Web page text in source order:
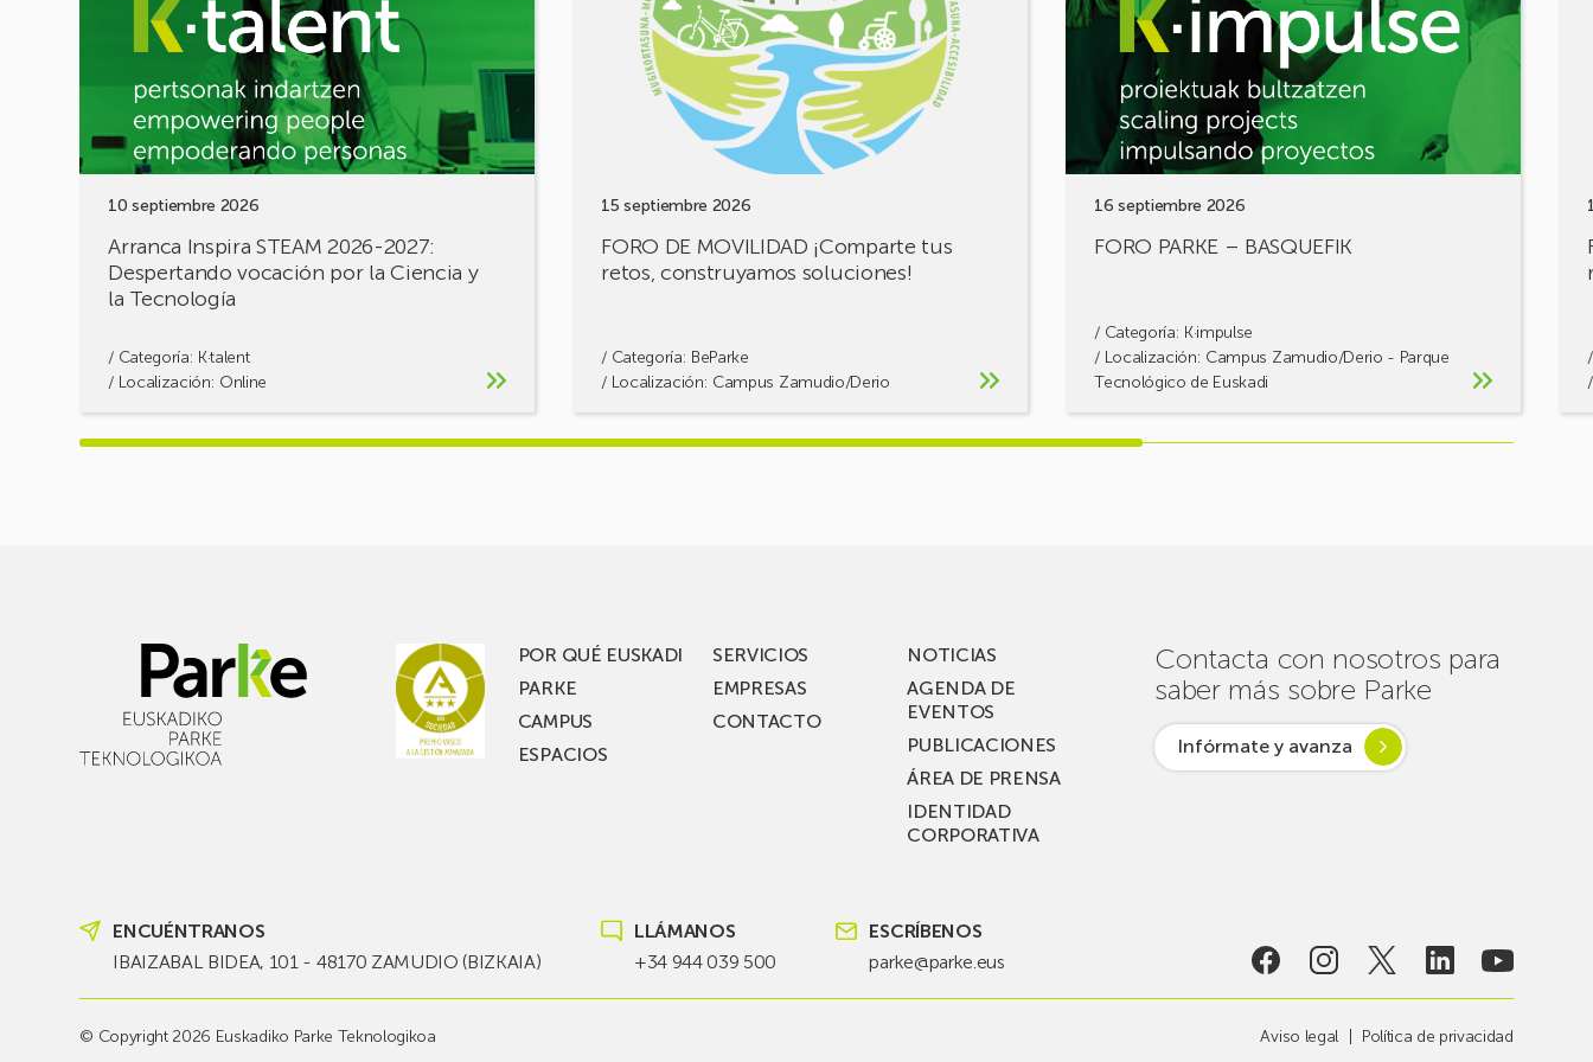
10 septiembre 2026
Arranca Inspira STEAM 2026-2027:
Despertando vocación por la Ciencia y
la Tecnología
/ Categoría: K·talent
/ Localización: Online
Despertando
vocación
Ciencia
y
15 septiembre 2026
FORO DE MOVILIDAD ¡Comparte tus
retos, construyamos soluciones!
/ Categoría: BeParke
/ Localización: Campus Zamudio/Derio
¡Comparte
construyamos
16 septiembre 2026
FORO PARKE – BASQUEFIK
/ Categoría: K·impulse
/ Localización: Campus Zamudio/Derio - Parque
Tecnológico de Euskadi
BASQUEFIK
POR QUÉ EUSKADI
PARKE
CAMPUS
ESPACIOS
SERVICIOS
EMPRESAS
CONTACTO
NOTICIAS
AGENDA DE
EVENTOS
PUBLICACIONES
ÁREA DE PRENSA
IDENTIDAD
CORPORATIVA
Contacta con nosotros para
saber más sobre Parke
Infórmate y avanza
ENCUÉNTRANOS
IBAIZABAL BIDEA, 101 - 48170 ZAMUDIO (BIZKAIA)
LLÁMANOS
+34 944 039 500
ESCRÍBENOS
parke@parke.eus
© Copyright 2026 Euskadiko Parke Teknologikoa Aviso legal Política de privacidad